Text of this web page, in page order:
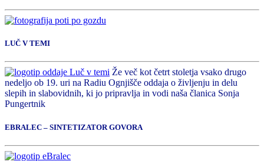
LUČ V TEMI
Že več kot četrt stoletja vsako drugo
nedeljo ob 19. uri na Radiu Ognjišče oddaja o življenju in delu
slepih in slabovidnih, ki jo pripravlja in vodi naša članica Sonja
Pungertnik
EBRALEC – SINTETIZATOR GOVORA